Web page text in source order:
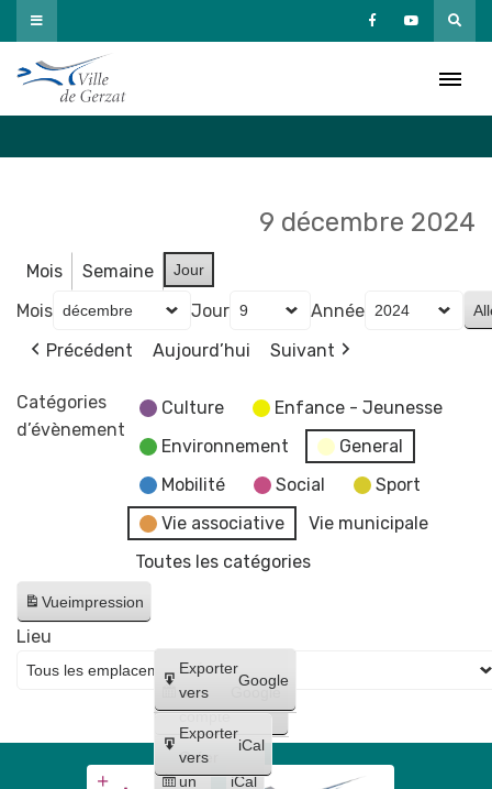
Passer
au
contenu
9 décembre 2024
Mois Semaine Jour
Mois Jour
Année
Précédent
Aujourd’hui Suivant
Catégories
d’évènement
Culture
Enfance - Jeunesse
Environnement
General
Mobilité
Social
Sport
Vie associative
Vie municipale
Toutes les catégories
Vueimpression
Créer
un
compte
Google
Créer
un
iCal
Exporter
vers
Google
Exporter
vers
iCal
Lieu